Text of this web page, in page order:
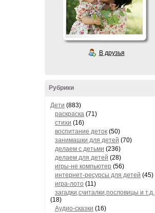
В друзья
Рубрики
Дети (883)
раскраска (71)
стихи (16)
воспитание деток (50)
занимашки для детей (70)
делаем с детьми (236)
делаем для детей (28)
игры-не компьютер (56)
интернет-ресурсы для детей (45)
игра-лото (11)
загадки,считалки,пословицы и т.д.
(18)
Аудио-сказки (16)